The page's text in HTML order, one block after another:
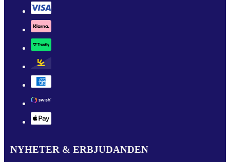
NYHETER & ERBJUDANDEN